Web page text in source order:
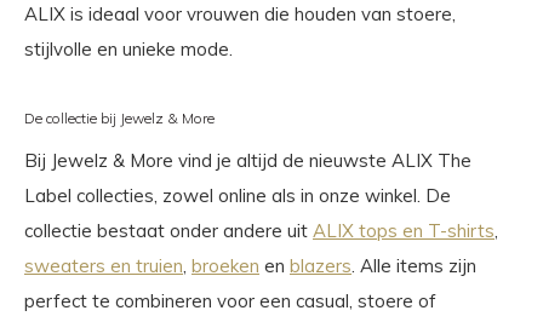
ALIX is ideaal voor vrouwen die houden van stoere,
stijlvolle en unieke mode.
De collectie bij Jewelz & More
Bij Jewelz & More vind je altijd de nieuwste ALIX The
Label collecties, zowel online als in onze winkel. De
collectie bestaat onder andere uit ALIX tops en T-shirts,
sweaters en truien, broeken en blazers. Alle items zijn
perfect te combineren voor een casual, stoere of